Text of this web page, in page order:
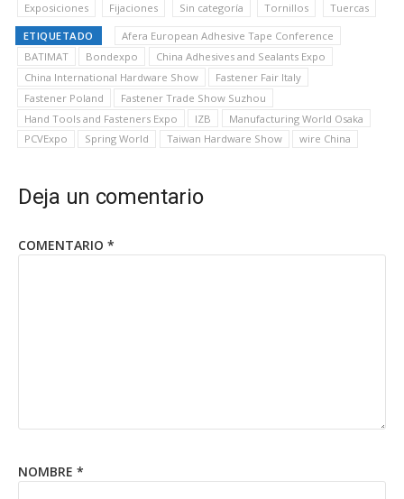
Exposiciones
Fijaciones Sin categoría Tornillos Tuercas
ETIQUETADO
Afera European Adhesive Tape Conference
BATIMAT
Bondexpo
China Adhesives and Sealants Expo
China International Hardware Show
Fastener Fair Italy
Fastener Poland
Fastener Trade Show Suzhou
Hand Tools and Fasteners Expo
IZB
Manufacturing World Osaka
PCVExpo
Spring World Taiwan Hardware Show wire China
Deja un comentario
COMENTARIO *
NOMBRE *